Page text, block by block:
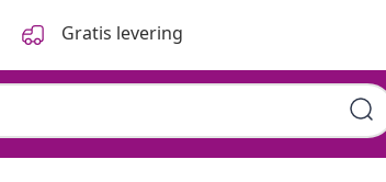
Gratis levering